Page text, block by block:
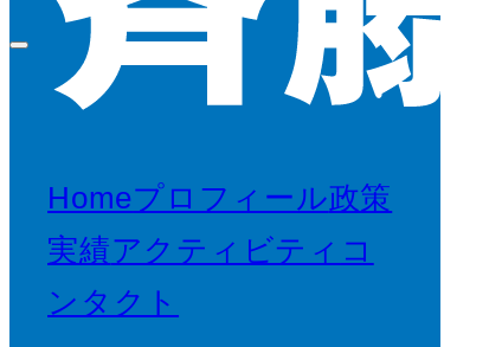
Homeプロフィール政策
実績アクティビティ コ
ンタクト